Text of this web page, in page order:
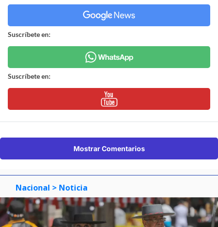
Suscríbete en:
Suscríbete en:
Mostrar Comentarios
Nacional > Noticia